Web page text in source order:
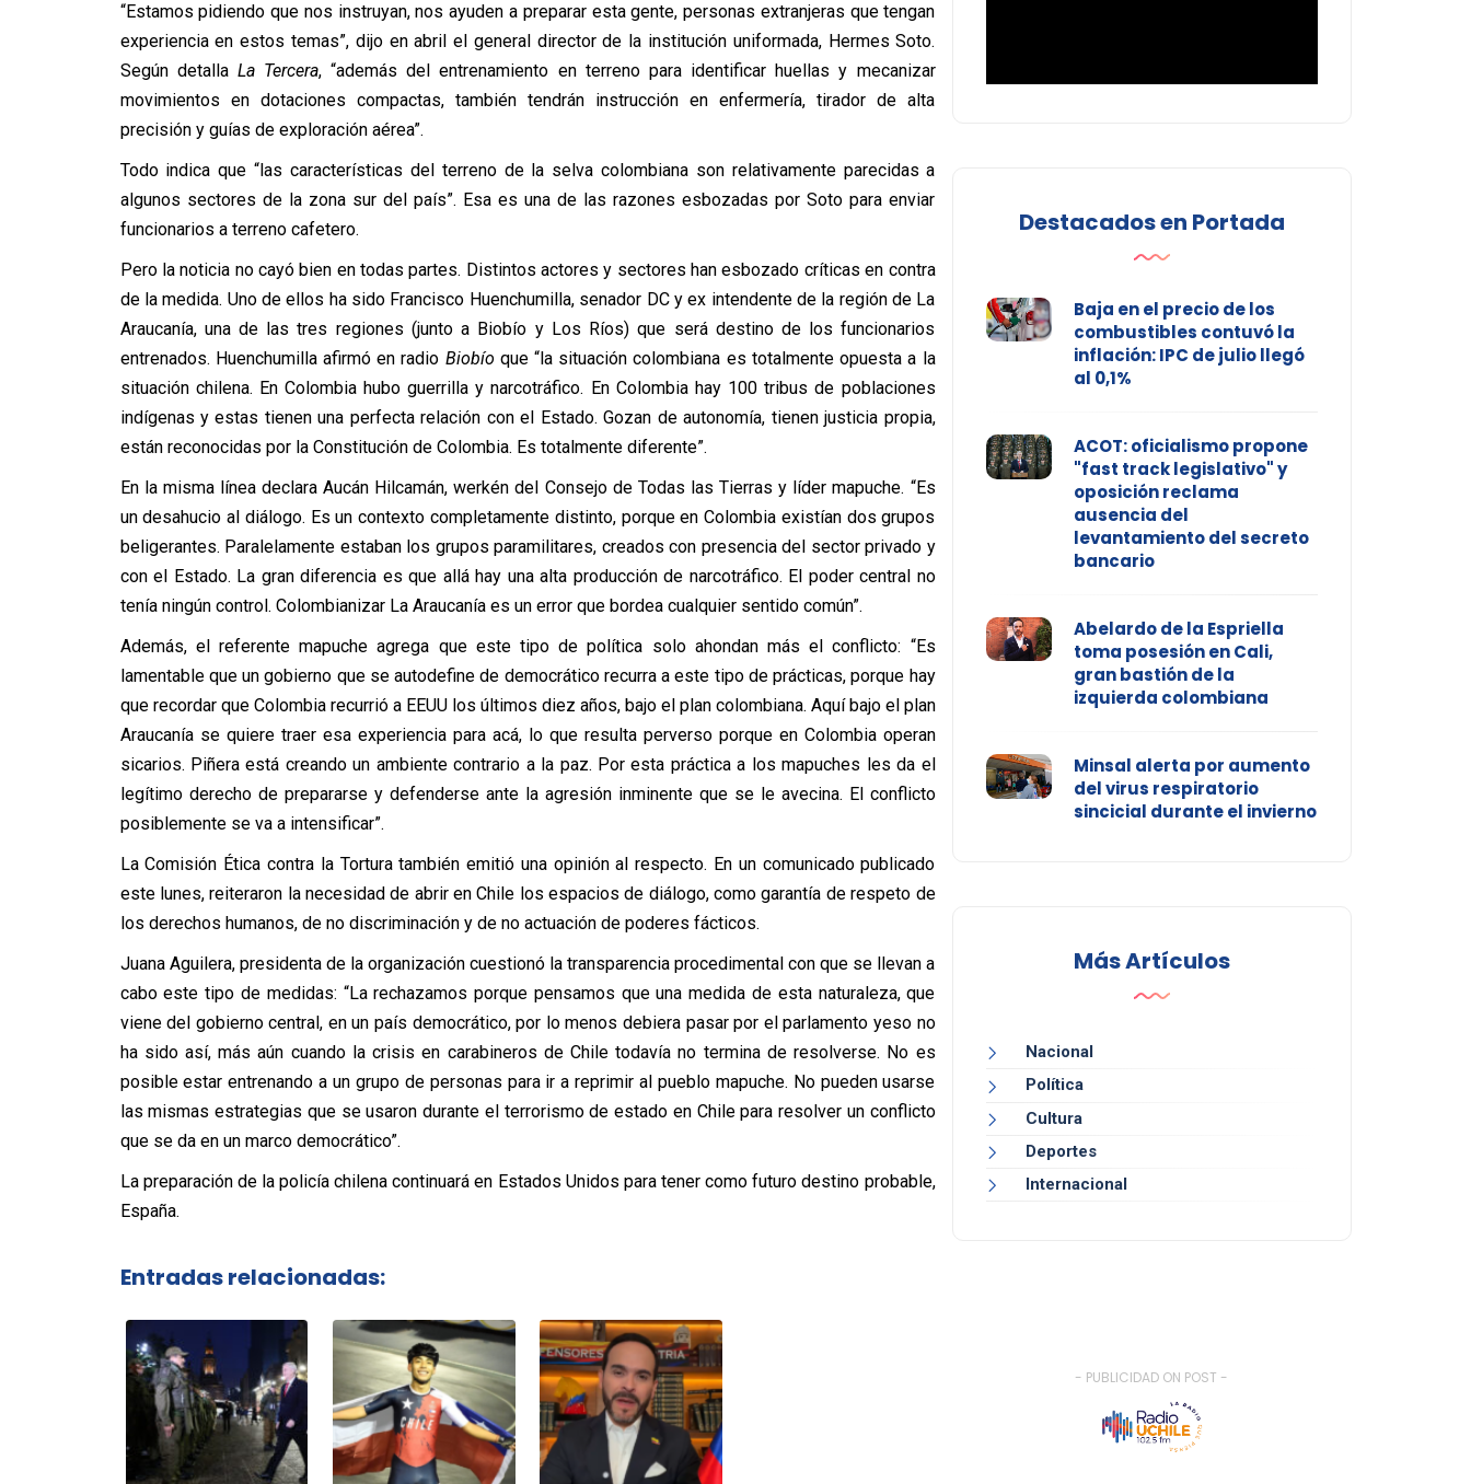
“Estamos pidiendo que nos instruyan, nos ayuden a preparar esta gente, personas extranjeras que tengan
experiencia en estos temas”, dijo en abril el general director de la institución uniformada, Hermes Soto.
Según detalla La Tercera, “además del entrenamiento en terreno para identificar huellas y mecanizar
movimientos en dotaciones compactas, también tendrán instrucción en enfermería, tirador de alta
precisión y guías de exploración aérea”.
Todo indica que “las características del terreno de la selva colombiana son relativamente parecidas a
algunos sectores de la zona sur del país”. Esa es una de las razones esbozadas por Soto para enviar
funcionarios a terreno cafetero.
Pero la noticia no cayó bien en todas partes. Distintos actores y sectores han esbozado críticas en contra
de la medida. Uno de ellos ha sido Francisco Huenchumilla, senador DC y ex intendente de la región de La
Araucanía, una de las tres regiones (junto a Biobío y Los Ríos) que será destino de los funcionarios
entrenados. Huenchumilla afirmó en radio Biobío que “la situación colombiana es totalmente opuesta a la
situación chilena. En Colombia hubo guerrilla y narcotráfico. En Colombia hay 100 tribus de poblaciones
indígenas y estas tienen una perfecta relación con el Estado. Gozan de autonomía, tienen justicia propia,
están reconocidas por la Constitución de Colombia. Es totalmente diferente”.
En la misma línea declara Aucán Hilcamán, werkén del Consejo de Todas las Tierras y líder mapuche. “Es
un desahucio al diálogo. Es un contexto completamente distinto, porque en Colombia existían dos grupos
beligerantes. Paralelamente estaban los grupos paramilitares, creados con presencia del sector privado y
con el Estado. La gran diferencia es que allá hay una alta producción de narcotráfico. El poder central no
tenía ningún control. Colombianizar La Araucanía es un error que bordea cualquier sentido común”.
Además, el referente mapuche agrega que este tipo de política solo ahondan más el conflicto: “Es
lamentable que un gobierno que se autodefine de democrático recurra a este tipo de prácticas, porque hay
que recordar que Colombia recurrió a EEUU los últimos diez años, bajo el plan colombiana. Aquí bajo el plan
Araucanía se quiere traer esa experiencia para acá, lo que resulta perverso porque en Colombia operan
sicarios. Piñera está creando un ambiente contrario a la paz. Por esta práctica a los mapuches les da el
legítimo derecho de prepararse y defenderse ante la agresión inminente que se le avecina. El conflicto
posiblemente se va a intensificar”.
La Comisión Ética contra la Tortura también emitió una opinión al respecto. En un comunicado publicado
este lunes, reiteraron la necesidad de abrir en Chile los espacios de diálogo, como garantía de respeto de
los derechos humanos, de no discriminación y de no actuación de poderes fácticos.
Juana Aguilera, presidenta de la organización cuestionó la transparencia procedimental con que se llevan a
cabo este tipo de medidas: “La rechazamos porque pensamos que una medida de esta naturaleza, que
viene del gobierno central, en un país democrático, por lo menos debiera pasar por el parlamento yeso no
ha sido así, más aún cuando la crisis en carabineros de Chile todavía no termina de resolverse. No es
posible estar entrenando a un grupo de personas para ir a reprimir al pueblo mapuche. No pueden usarse
las mismas estrategias que se usaron durante el terrorismo de estado en Chile para resolver un conflicto
que se da en un marco democrático”.
La preparación de la policía chilena continuará en Estados Unidos para tener como futuro destino probable,
España.
Entradas relacionadas:
Destacados en Portada
Baja en el precio de los
combustibles contuvó la
inflación: IPC de julio llegó
al 0,1%
ACOT: oficialismo propone
"fast track legislativo" y
oposición reclama
ausencia del
levantamiento del secreto
bancario
Abelardo de la Espriella
toma posesión en Cali,
gran bastión de la
izquierda colombiana
Minsal alerta por aumento
del virus respiratorio
sincicial durante el invierno
Más Artículos
Nacional
Política
Cultura
Deportes
Internacional
- PUBLICIDAD ON POST -